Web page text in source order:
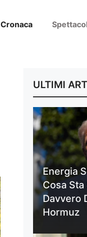
Cronaca
ULTIMI
Energia
Cosa
Davvero
Hormuz